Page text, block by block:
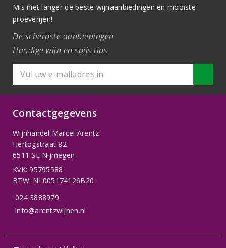
Mis niet langer de beste wijnaanbiedingen en mooiste
proeverijen!
De scherpste aanbiedingen
Handige wijn en spijs tips
Contactgegevens
Wijnhandel Marcel Arentz
Hertogstraat 82
6511 SE Nijmegen
KvK: 95795588
BTW: NL005174126B20
024 3888979
info@arentzwijnen.nl